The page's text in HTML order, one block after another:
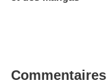
Commentaires